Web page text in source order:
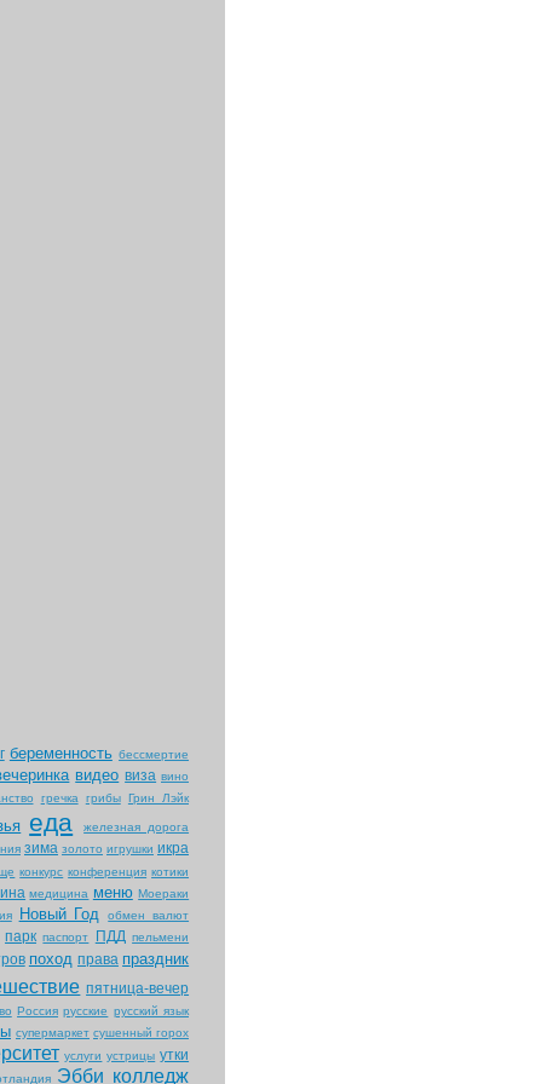
беременность бессмертие
видео виза вино
гречка грибы Грин Лэйк
еда железная дорога
зима золото игрушки икра
конкурс конференция котики
медицина меню Моераки
Новый Год
обмен валют
парк паспорт ПДД
пельмени
поход права праздник
пятница-вечер
Россия русские русский язык
супермаркет сушенный горох
услуги устрицы утки
Эбби колледж